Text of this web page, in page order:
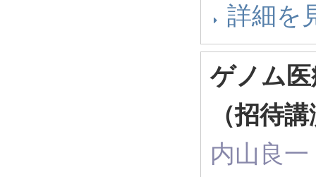
詳細を
ゲノム
（招待
内山良一